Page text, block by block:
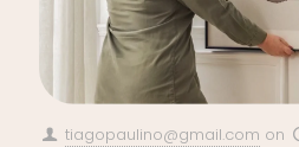
tiagopaulino@gmail.com on